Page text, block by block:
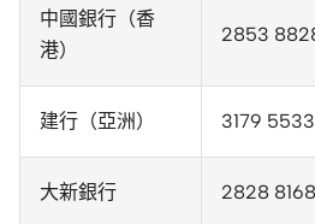
中國銀行（香
港）
2853
建行（亞洲） 3179 5533
大新銀行 2828 8168